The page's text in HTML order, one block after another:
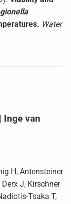
Water
Inge van
H, Antensteiner
Derx J, Kirschner
Tsaka T,